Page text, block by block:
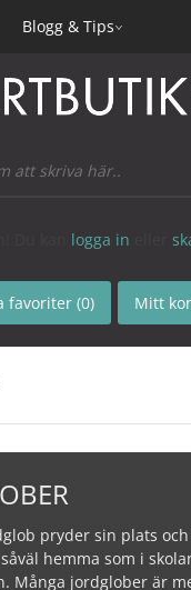
Blogg & Tips
logga in
favoriter (0) Mitt
pryder sin plats
hemma som i
Många jordglober är